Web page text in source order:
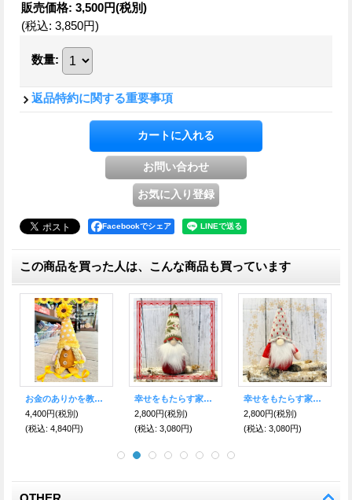
販売価格: 3,500円(税別)
(税込: 3,850円)
数量:
返品特約に関する重要事項
Facebookでシェア
この商品を買った人は、こんな商品も買っています
お金のありかを教えてくれる！宝物の守護者 伝説の妖精gnome（ノーム）オータムお座りおさげB
2,800円(税別)
(税込: 3,080円)
お金のありかを教えてくれる！宝物の守護者 伝説の妖精gnome（ノーム）ぱすてるうさぎ ライトグリーン吊り下げ
2,600円(税別)
(税込: 2,860円)
幸福を届ける♪ ケルトの伝説 シャムロック・レプラコーン とんがり おさげ
2,500円(税別)
(税込: 2,750円)